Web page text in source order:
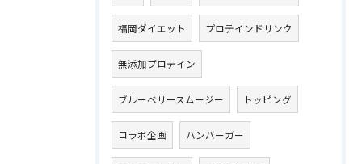
福岡ダイエット プロテインドリンク
無添加プロテイン
ブルーベリースムージー トッピング
コラボ企画 ハンバーガー